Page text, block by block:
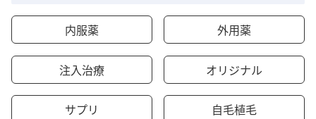
内服薬 外用薬
注入治療 オリジナル
サプリ 自毛植毛